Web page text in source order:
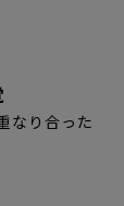
なり合った